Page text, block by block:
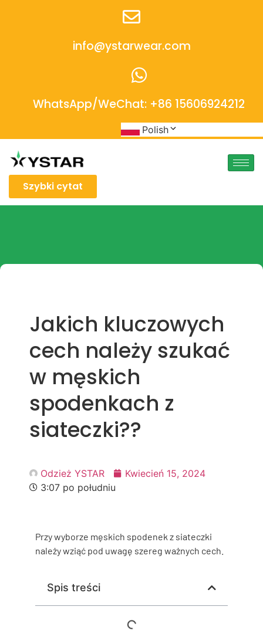
info@ystarwear.com
WhatsApp/WeChat: +86 15606924212
Polish
Szybki cytat
Jakich kluczowych
cech należy szukać
w męskich
spodenkach z
siateczki??
Odzież YSTAR
Kwiecień 15, 2024
3:07 po południu
Przy wyborze męskich spodenek z siateczki
należy wziąć pod uwagę szereg ważnych cech.
Spis treści